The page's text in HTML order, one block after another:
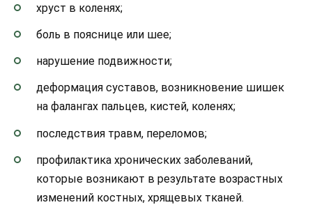
хруст в коленях;
боль в пояснице или шее;
нарушение подвижности;
деформация суставов, возникновение шишек
на фалангах пальцев, кистей, коленях;
последствия травм, переломов;
профилактика хронических заболеваний,
которые возникают в результате возрастных
изменений костных, хрящевых тканей.